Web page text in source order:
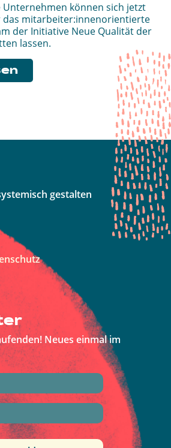
können sich jetzt
das mitarbeiter:innenorientierte
der Initia­tive Neue Qualität der
lassen.
gestalten
Neues einmal im